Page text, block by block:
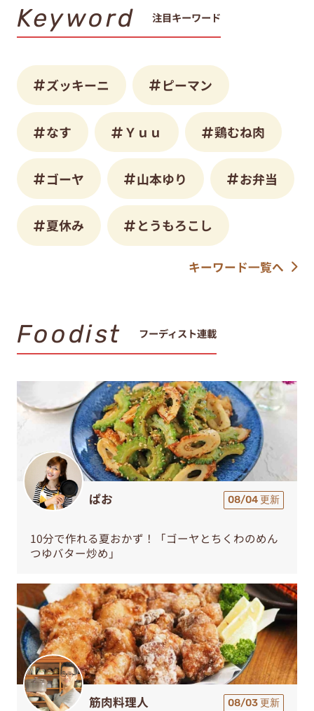
Keyword 注目キーワード
ズッキーニ ピーマン
なす Ｙｕｕ 鶏むね肉
ゴーヤ 山本ゆり お弁当
夏休み とうもろこし
キーワード一覧へ
Foodist フーディスト連載
ぱお 08/04 更新
10分で作れる夏おかず！「ゴーヤとちくわのめん
つゆバター炒め」
筋肉料理人 08/03 更新